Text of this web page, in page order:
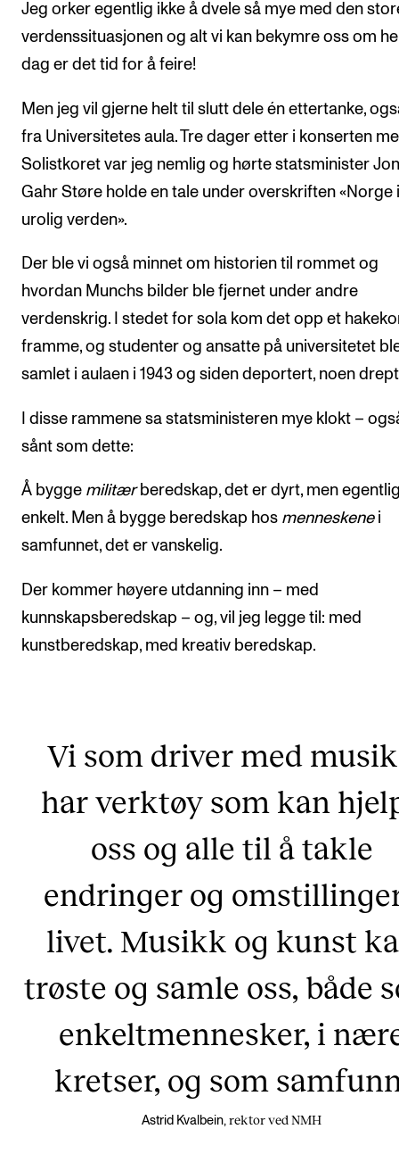
Jeg orker egentlig ikke å dvele så mye med den
verdenssituasjonen og alt vi kan bekymre oss om
dag er det tid for å feire!
Men jeg vil gjerne helt til slutt dele én ettertanke,
fra Universitetes aula. Tre dager etter i konserten
Solistkoret var jeg nemlig og hørte statsminister
Gahr Støre holde en tale under overskriften «Norge
urolig verden».
Der ble vi også minnet om historien til rommet og
hvordan Munchs bilder ble fjernet under andre
verdenskrig. I stedet for sola kom det opp et
framme, og studenter og ansatte på universitetet
samlet i aulaen i 1943 og siden deportert, noen
I disse rammene sa statsministeren mye klokt –
sånt som dette:
Å bygge militærberedskap, det er dyrt, men
enkelt. Men å bygge beredskap hos menneskenei
samfunnet, det er vanskelig.
Der kommer høyere utdanning inn – med
kunnskapsberedskap – og, vil jeg legge til: med
kunstberedskap, med kreativ beredskap.
Vi som driver med
har verktøy som kan
oss og alle til å takle
endringer og
livet. Musikk og kunst
trøste og samle oss, både
enkeltmennesker, i
kretser, og som
Astrid Kvalbein, rektor ved NMH